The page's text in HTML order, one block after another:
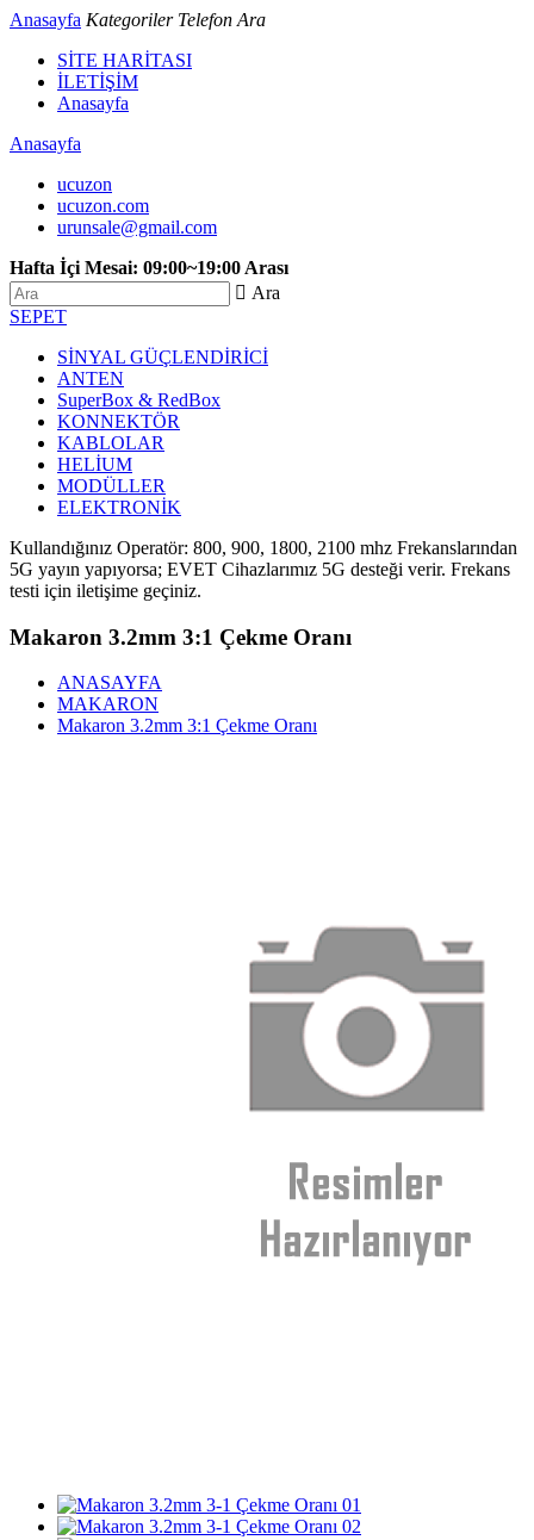
Anasayfa Kategoriler Telefon Ara
SİTE HARİTASI
İLETİŞİM
Anasayfa
Anasayfa
ucuzon
ucuzon.com
urunsale@gmail.com
Hafta İçi Mesai: 09:00~19:00 Arası
 Ara
SEPET
SİNYAL GÜÇLENDİRİCİ
ANTEN
SuperBox & RedBox
KONNEKTÖR
KABLOLAR
HELİUM
MODÜLLER
ELEKTRONİK
Kullandığınız Operatör: 800, 900, 1800, 2100 mhz Frekanslarından
5G yayın yapıyorsa; EVET Cihazlarımız 5G desteği verir. Frekans
testi için iletişime geçiniz.
Makaron 3.2mm 3:1 Çekme Oranı
ANASAYFA
MAKARON
Makaron 3.2mm 3:1 Çekme Oranı